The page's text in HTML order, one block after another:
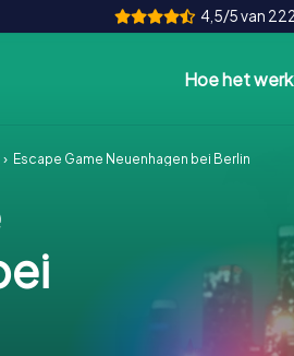
4,5/5 van
Hoe het
Escape Game Neuenhagen bei Berlin